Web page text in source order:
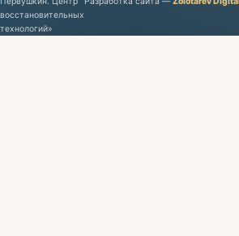
восстановительных
технологий»